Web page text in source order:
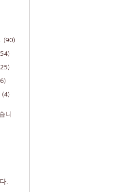
본식 냄비 요리
치구이/곱창구이
통 일본식 레스토랑
코야키
뎅/일본식 조림 요리
식/일본 가정식
(90)
(4)
니
.